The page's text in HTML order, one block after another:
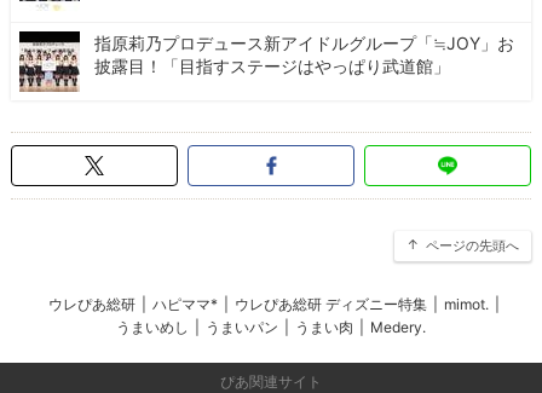
指原莉乃プロデュース新アイドルグループ「≒JOY」お
披露目！「目指すステージはやっぱり武道館」
ページの先頭へ
ウレぴあ総研 ハピママ* ウレぴあ総研 ディズニー特集 mimot.
うまいめし
うまいパン うまい肉 Medery.
ぴあ関連サイト